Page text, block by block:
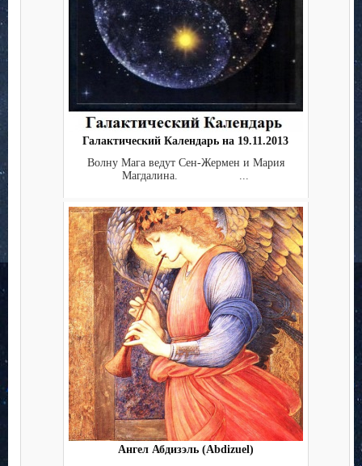
Галактический Календарь на 19.11.2013
Волну Мага ведут Сен-Жермен и Мария
Магдалина. ...
Ангел Абдизэль (Abdizuel)